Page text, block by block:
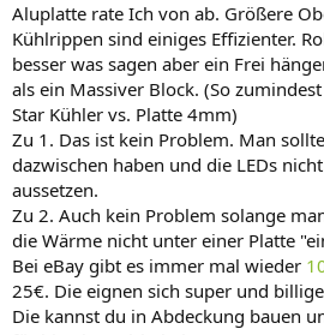
Aluplatte rate Ich von ab. Größere
Kühlrippen sind einiges Effizienter.
besser was sagen aber ein Frei
als ein Massiver Block. (So
Star Kühler vs. Platte 4mm)
Zu 1. Das ist kein Problem. Man
dazwischen haben und die LEDs
aussetzen.
Zu 2. Auch kein Problem solange
die Wärme nicht unter einer Platte
Bei eBay gibt es immer mal wieder
25€. Die eignen sich super und
Die kannst du in Abdeckung bauen